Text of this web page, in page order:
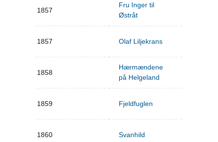
1857
Fru Inger til
Østråt
1857 Olaf Liljekrans
1858
Hærmændene
på Helgeland
1859 Fjeldfuglen
1860 Svanhild